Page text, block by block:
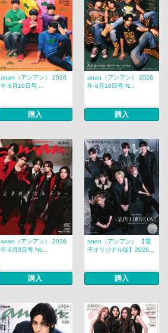
anan（アンアン） 2026
年 6月10日号 ...
購入
anan（アンアン） 2026
年 6月10日号 N...
購入
anan（アンアン） 2026
年 6月3日号 No...
購入
anan（アンアン） 【電
子オリジナル版】2026...
購入